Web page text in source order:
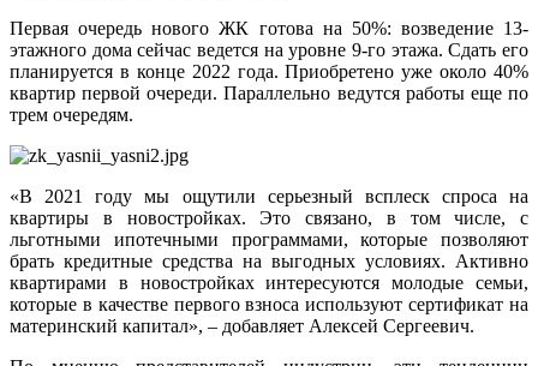
Первая очередь нового ЖК готова на 50%: возведение 13-
этажного дома сейчас ведется на уровне 9-го этажа. Сдать его
планируется в конце 2022 года. Приобретено уже около 40%
квартир первой очереди. Параллельно ведутся работы еще по
трем очередям.
«В 2021 году мы ощутили серьезный всплеск спроса на
квартиры в новостройках. Это связано, в том числе, с
льготными ипотечными программами, которые позволяют
брать кредитные средства на выгодных условиях. Активно
квартирами в новостройках интересуются молодые семьи,
которые в качестве первого взноса используют сертификат на
материнский капитал», – добавляет Алексей Сергеевич.